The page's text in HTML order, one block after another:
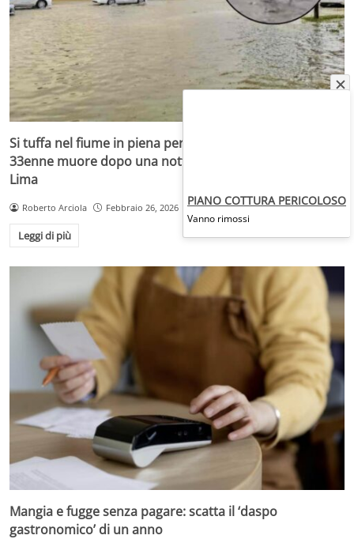
Si tuffa nel fiume in piena per salvare un cane: poliziotto
33enne muore dopo una notte di ricerche disperate a
Lima
Roberto Arciola Febbraio 26, 2026
Leggi di più
Mangia e fugge senza pagare: scatta il ‘daspo
gastronomico’ di un anno
PIANO COTTURA PERICOLOSO
Vanno rimossi